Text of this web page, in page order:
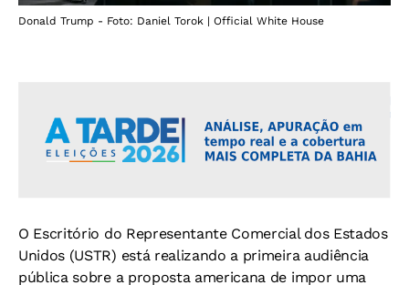
Donald Trump - Foto: Daniel Torok | Official White House
O Escritório do Representante Comercial dos Estados
Unidos (USTR) está realizando a primeira audiência
pública sobre a proposta americana de impor uma